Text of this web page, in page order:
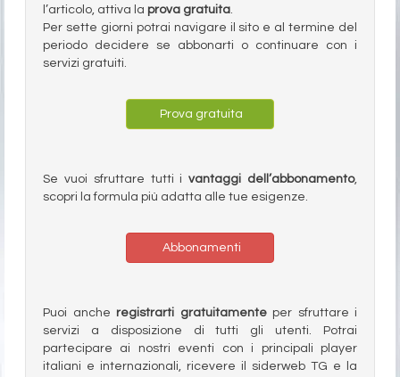
l’articolo, attiva la prova gratuita.
Per sette giorni potrai navigare il sito e al termine del
periodo decidere se abbonarti o continuare con i
servizi gratuiti.
Prova gratuita
Se vuoi sfruttare tutti ivantaggi dell’abbonamento,
scopri la formula più adatta alle tue esigenze.
Abbonamenti
Puoi anche registrarti gratuitamenteper sfruttare i
servizi a disposizione di tutti gli utenti. Potrai
partecipare ai nostri eventi con i principali player
italiani e internazionali, ricevere il siderweb TG e la